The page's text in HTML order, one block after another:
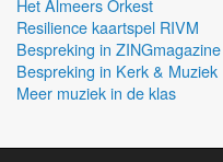
Het Almeers Orkest
Resilience kaartspel RIVM
Bespreking in ZINGmagazine
Bespreking in Kerk & Muziek
Meer muziek in de klas